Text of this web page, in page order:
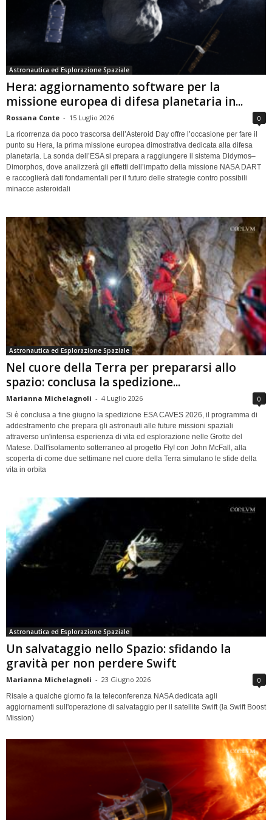
Astronautica ed Esplorazione Spaziale
Hera: aggiornamento software per la
missione europea di difesa planetaria in...
Rossana Conte - 15 Luglio 2026 0
La ricorrenza da poco trascorsa dell’Asteroid Day offre l’occasione per fare il
punto su Hera, la prima missione europea dimostrativa dedicata alla difesa
planetaria. La sonda dell’ESA si prepara a raggiungere il sistema Didymos–
Dimorphos, dove analizzerà gli effetti dell’impatto della missione NASA DART
e raccoglierà dati fondamentali per il futuro delle strategie contro possibili
minacce asteroidali
Astronautica ed Esplorazione Spaziale
Nel cuore della Terra per prepararsi allo
spazio: conclusa la spedizione...
Marianna Michelagnoli - 4 Luglio 2026 0
Si è conclusa a fine giugno la spedizione ESA CAVES 2026, il programma di
addestramento che prepara gli astronauti alle future missioni spaziali
attraverso un'intensa esperienza di vita ed esplorazione nelle Grotte del
Matese. Dall'isolamento sotterraneo al progetto Fly! con John McFall, alla
scoperta di come due settimane nel cuore della Terra simulano le sfide della
vita in orbita
Astronautica ed Esplorazione Spaziale
Un salvataggio nello Spazio: sfidando la
gravità per non perdere Swift
Marianna Michelagnoli - 23 Giugno 2026 0
Risale a qualche giorno fa la teleconferenza NASA dedicata agli
aggiornamenti sull'operazione di salvataggio per il satellite Swift (la Swift Boost
Mission)